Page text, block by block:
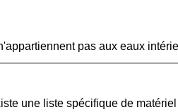
pas aux eaux
une liste spécifique de